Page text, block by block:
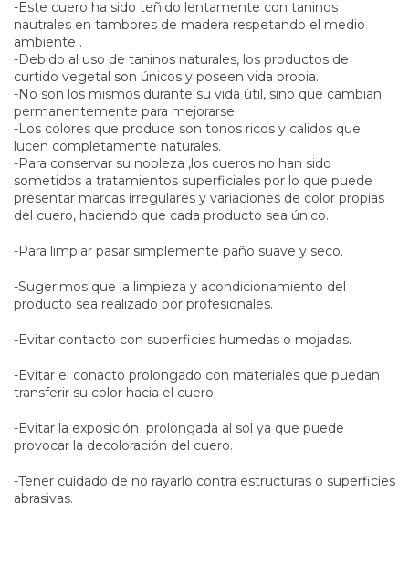
-Este cuero ha sido teñido lentamente con taninos
nautrales en tambores de madera respetando el medio
ambiente .
-Debido al uso de taninos naturales, los productos de
curtido vegetal son únicos y poseen vida propia.
-No son los mismos durante su vida útil, sino que cambian
permanentemente para mejorarse.
-Los colores que produce son tonos ricos y calidos que
lucen completamente naturales.
-Para conservar su nobleza ,los cueros no han sido
sometidos a tratamientos superficiales por lo que puede
presentar marcas irregulares y variaciones de color propias
del cuero, haciendo que cada producto sea único.
-Para limpiar pasar simplemente paño suave y seco.
-Sugerimos que la limpieza y acondicionamiento del
producto sea realizado por profesionales.
-Evitar contacto con superficies humedas o mojadas.
-Evitar el conacto prolongado con materiales que puedan
transferir su color hacia el cuero
-Evitar la exposición prolongada al sol ya que puede
provocar la decoloración del cuero.
-Tener cuidado de no rayarlo contra estructuras o superficies
abrasivas.